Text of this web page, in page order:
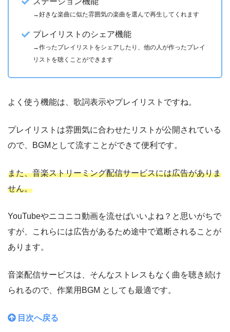
→好きな楽曲に似た雰囲気の楽曲を選んで再生してくれます
プレイリストのシェア機能
→作ったプレイリストをシェアしたり、他の人が作ったプレイ
リストを聴くことができます
よく使う機能は、歌詞表示やプレイリストですね。
プレイリストは雰囲気に合わせたリストが公開されている
ので、BGMとして流すことができて便利です。
また、音楽ストリーミング配信サービスには広告がありま
せん。
YouTubeやニコニコ動画を流せばいいよね？と思いがちで
すが、これらには広告があるため途中で遮断されることが
あります。
音楽配信サービスは、そんなストレスもなく曲を聴き続け
られるので、作業用BGM としても最適です。
目次へ戻る